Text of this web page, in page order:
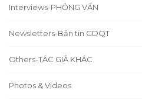
Interviews-PHỎNG VẤN
Newsletters-Bản tin GDQT
Others-TÁC GIẢ KHÁC
Photos & Videos